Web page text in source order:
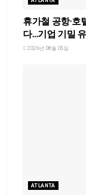
휴가철 공항·호
다…기업 기밀
2026년 08월 05일
ATLANTA